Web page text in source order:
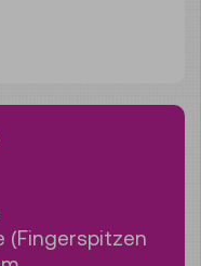
(Fingerspitzen